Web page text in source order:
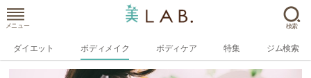
メニュー 検索
ダイエット ボディメイク ボディケア 特集 ジム検索